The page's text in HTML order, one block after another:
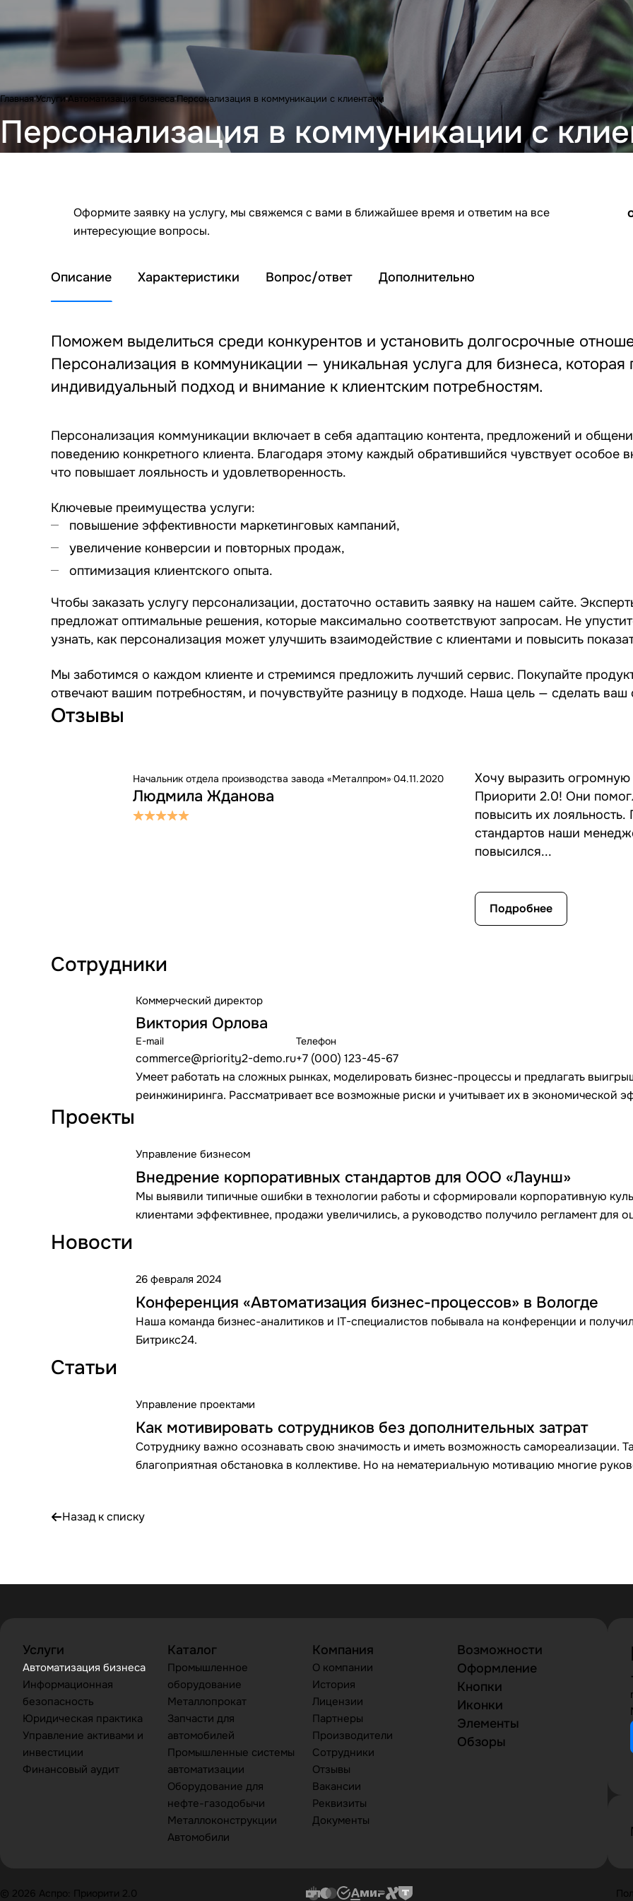
ГлавнаяУслуги Автоматизация бизнесаПерсонализация в коммуникации с клиентами
Персонализация в коммуникации с
Оформите заявку на услугу, мы свяжемся с вами в ближайшее время и ответим на все
интересующие вопросы.
Описание Характеристики Вопрос/ответ Дополнительно
Поможем выделиться среди конкурентов и установить долгосрочные
Персонализация в коммуникации — уникальная услуга для бизнеса,
индивидуальный подход и внимание к клиентским потребностям.
Персонализация коммуникации включает в себя адаптацию контента, предложений и
поведению конкретного клиента. Благодаря этому каждый обратившийся чувствует особое
что повышает лояльность и удовлетворенность.
Ключевые преимущества услуги:
повышение эффективности маркетинговых кампаний,
увеличение конверсии и повторных продаж,
оптимизация клиентского опыта.
Чтобы заказать услугу персонализации, достаточно оставить заявку на нашем сайте.
предложат оптимальные решения, которые максимально соответствуют запросам. Не
узнать, как персонализация может улучшить взаимодействие с клиентами и повысить
Мы заботимся о каждом клиенте и стремимся предложить лучший сервис. Покупайте
отвечают вашим потребностям, и почувствуйте разницу в подходе. Наша цель — сделать
Отзывы
Начальник отдела производства завода «Металпром» 04.11.2020
Людмила Жданова
Хочу выразить
Приорити 2.0! Они
повысить их
стандартов наши
повысился...
Подробнее
Сотрудники
Коммерческий директор
Виктория Орлова
E-mail
commerce@priority2-demo.ru
Телефон
+7 (000) 123-45-67
Умеет работать на сложных рынках, моделировать бизнес-процессы и предлагать
реинжиниринга. Рассматривает все возможные риски и учитывает их в экономической
Проекты
Управление бизнесом
Внедрение корпоративных стандартов для ООО «Лаунш»
Мы выявили типичные ошибки в технологии работы и сформировали корпоративную
клиентами эффективнее, продажи увеличились, а руководство получило регламент для
Новости
26 февраля 2024
Конференция «Автоматизация бизнес-процессов» в Вологде
Наша команда бизнес-аналитиков и IT-специалистов побывала на конференции и
Битрикс24.
Статьи
Управление проектами
Как мотивировать сотрудников без дополнительных затрат
Сотруднику важно осознавать свою значимость и иметь возможность самореализации.
благоприятная обстановка в коллективе. Но на нематериальную мотивацию многие
Назад к списку
Услуги
Автоматизация бизнеса
Информационная
безопасность
Юридическая практика
Управление активами и
инвестиции
Финансовый аудит
Каталог
Промышленное
оборудование
Металлопрокат
Запчасти для
автомобилей
Промышленные системы
автоматизации
Оборудование для
нефте-газодобычи
Металлоконструкции
Автомобили
Компания
О компании
История
Лицензии
Партнеры
Производители
Сотрудники
Отзывы
Вакансии
Реквизиты
Документы
Возможности
Оформление
Кнопки
Иконки
Элементы
Обзоры
© 2026 Аспро: Приорити 2.0